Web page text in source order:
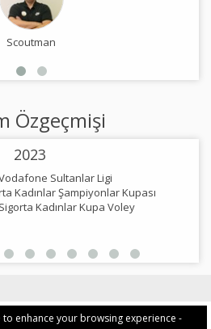
enhance your browsing experience -
Scoutman
Özgeçmişi
2023
Sultanlar Ligi
Kadınlar Şampiyonlar Kupası
Kadınlar Kupa Voley